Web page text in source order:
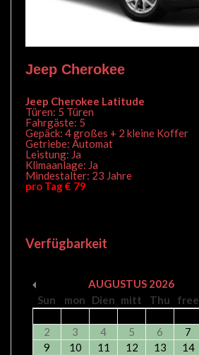
Jeep Cherokee
Jeep Cherokee Latitude
Türen: 5 Türen
Fahrgäste: 5
Gepäck: 4 großes + 2 kleine Koffer
Getriebe: Automat
Leistung: Ja
Klimaanlage: Ja
Mindestalter: 23 Jahre
pro Tag € 79
Verfügbarkeit
AUGUSTUS 2026
Sun
mon Dien mitt Thu free
2
3 4 5 6 7
9
10 11 12 13 14